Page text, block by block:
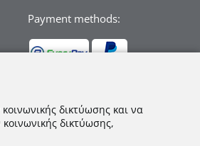
Payment methods:
δικτύωσης και να
δικτύωσης,